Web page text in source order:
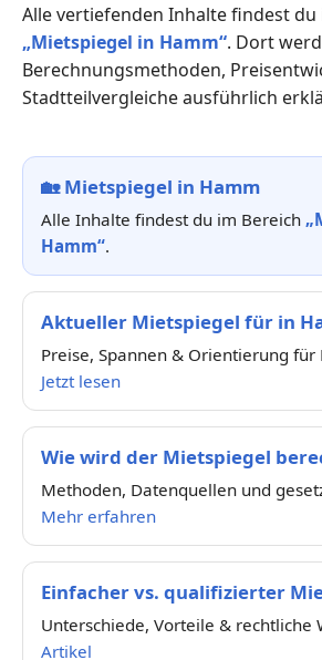
Alle vertiefenden Inhalte findest du
„Mietspiegel in Hamm“. Dort
Berechnungsmethoden,
Stadtteilvergleiche ausführlich
🏡Mietspiegel in Hamm
Alle Inhalte findest du im Bereich
Hamm“.
Aktueller Mietspiegel für in
Preise, Spannen & Orientierung
Jetzt lesen
Wie wird der Mietspiegel
Methoden, Datenquellen und
Mehr erfahren
Einfacher vs. qualifizierter
Unterschiede, Vorteile & rechtliche
Artikel